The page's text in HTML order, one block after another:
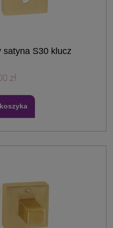
satyna S30 klucz
zł